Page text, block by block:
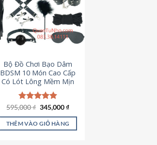
Bộ Đồ Chơi Bạo Dâm
BDSM 10 Món Cao Cấp
Có Lót Lông Mềm Mịn
Được xếp
5 sao
595,000₫ Giá
là:
595,000 ₫.
345,000₫Giá
tại
là:
THÊM VÀO GIỎ HÀNG